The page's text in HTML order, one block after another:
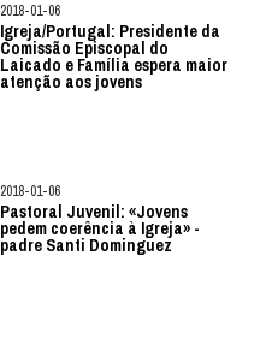
2018-01-06
Igreja/Portugal: Presidente da
Comissão Episcopal do
Laicado e Família espera maior
atenção aos jovens
2018-01-06
Pastoral Juvenil: «Jovens
pedem coerência à Igreja» -
padre Santi Dominguez